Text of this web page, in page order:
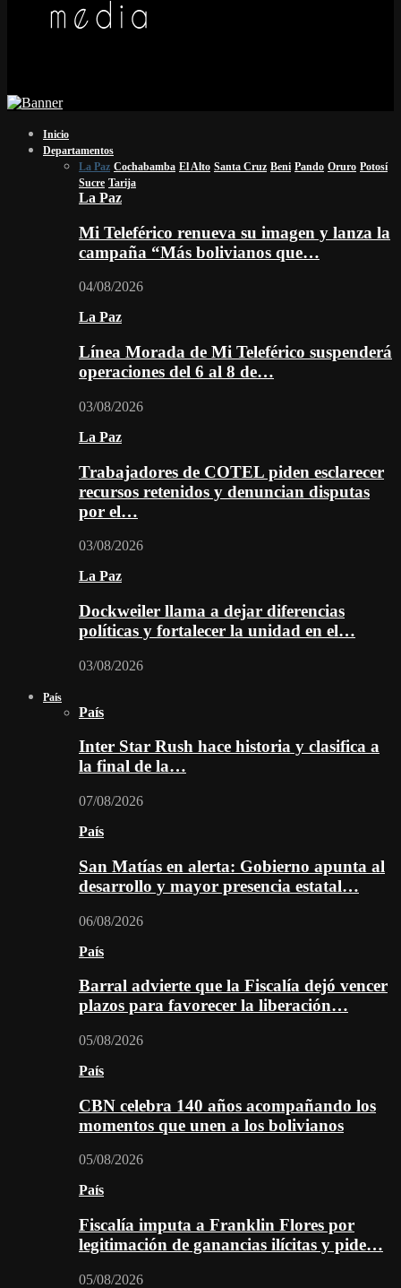
Inicio
Departamentos
La Paz Cochabamba El Alto Santa Cruz Beni Pando Oruro Potosí
Sucre Tarija
La Paz
Mi Teleférico renueva su imagen y lanza la
campaña “Más bolivianos que…
04/08/2026
La Paz
Línea Morada de Mi Teleférico suspenderá
operaciones del 6 al 8 de…
03/08/2026
La Paz
Trabajadores de COTEL piden esclarecer
recursos retenidos y denuncian disputas
por el…
03/08/2026
La Paz
Dockweiler llama a dejar diferencias
políticas y fortalecer la unidad en el…
03/08/2026
País
País
Inter Star Rush hace historia y clasifica a
la final de la…
07/08/2026
País
San Matías en alerta: Gobierno apunta al
desarrollo y mayor presencia estatal…
06/08/2026
País
Barral advierte que la Fiscalía dejó vencer
plazos para favorecer la liberación…
05/08/2026
País
CBN celebra 140 años acompañando los
momentos que unen a los bolivianos
05/08/2026
País
Fiscalía imputa a Franklin Flores por
legitimación de ganancias ilícitas y pide…
05/08/2026